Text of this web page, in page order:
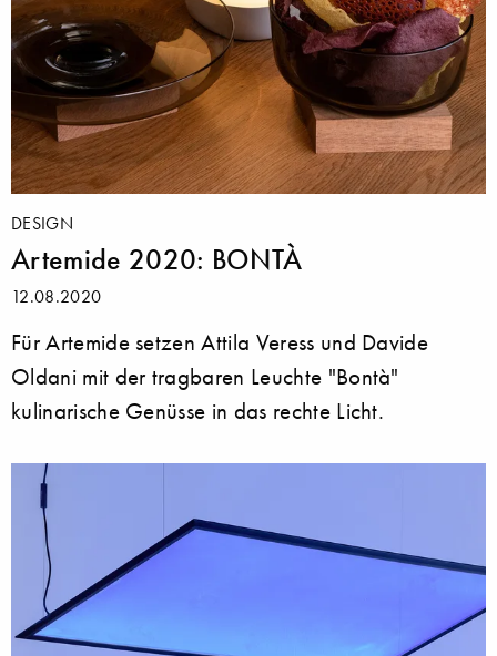
DESIGN
Artemide 2020: BONTÀ
12.08.2020
Für Artemide setzen Attila Veress und Davide
Oldani mit der tragbaren Leuchte "Bontà"
kulinarische Genüsse in das rechte Licht.